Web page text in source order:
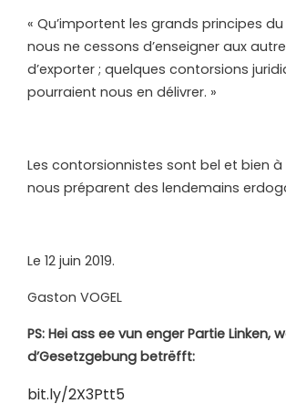
« Qu’importent les grands principes
nous ne cessons d’enseigner aux
d’exporter ; quelques contorsions
pourraient nous en délivrer. »
Les contorsionnistes sont bel et bien à
nous préparent des lendemains
Le 12 juin 2019.
Gaston VOGEL
PS: Hei ass ee vun enger Partie Linken,
d’Gesetzgebung
bit.ly/2X3Ptt5